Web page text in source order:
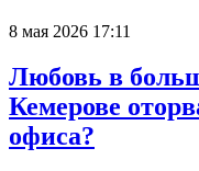
8 мая 2026 17:11
Любовь в
Кемерове
офиса?